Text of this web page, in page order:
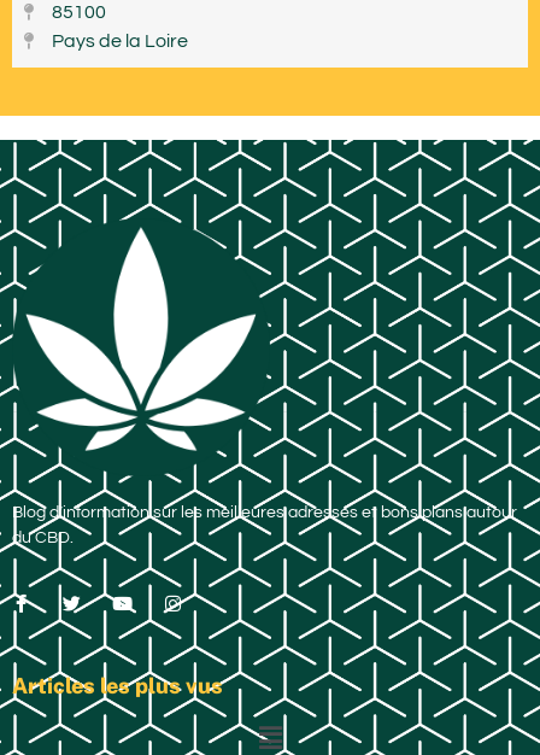
85100
Pays de la Loire
Blog d’information sur les meilleures adresses et bons plans autour
du CBD.
Articles les plus vus